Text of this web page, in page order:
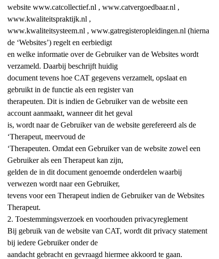
website www.catcollectief.nl , www.catvergoedbaar.nl ,
www.kwaliteitspraktijk.nl ,
www.kwaliteitsysteem.nl , www.gatregisteropleidingen.nl (hierna
de ‘Websites’) regelt en eerbiedigt
en welke informatie over de Gebruiker van de Websites wordt
verzameld. Daarbij beschrijft huidig
document tevens hoe CAT gegevens verzamelt, opslaat en
gebruikt in de functie als een register van
therapeuten. Dit is indien de Gebruiker van de website een
account aanmaakt, wanneer dit het geval
is, wordt naar de Gebruiker van de website gerefereerd als de
‘Therapeut, meervoud de
‘Therapeuten. Omdat een Gebruiker van de website zowel een
Gebruiker als een Therapeut kan zijn,
gelden de in dit document genoemde onderdelen waarbij
verwezen wordt naar een Gebruiker,
tevens voor een Therapeut indien de Gebruiker van de Websites
Therapeut.
2. Toestemmingsverzoek en voorhouden privacyreglement
Bij gebruik van de website van CAT, wordt dit privacy statement
bij iedere Gebruiker onder de
aandacht gebracht en gevraagd hiermee akkoord te gaan.